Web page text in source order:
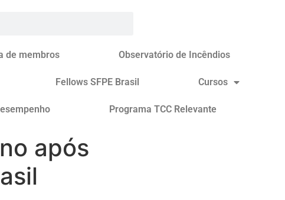
de membros Observatório de Incêndios
Fellows SFPE Brasil Cursos
Programa TCC Relevante
após